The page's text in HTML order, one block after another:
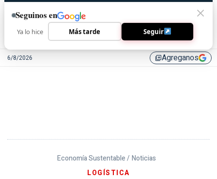
6/8/2026 library_addAgreganos
Economía Sustentable / Noticias
LOGÍSTICA
Seguinos en
Ya lo hice Más tarde Seguir